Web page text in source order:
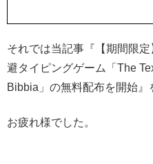
それでは当記事『【期間限
避タイピングゲーム「The
Bibbia」の無料配布を開始』
お疲れ様でした。